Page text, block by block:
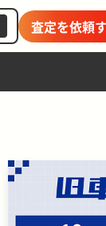
査定を依頼